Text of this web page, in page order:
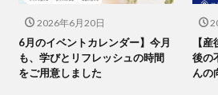
2026年6月20日
6月のイベントカレンダー】今月
も、学びとリフレッシュの時間
をご用意しました
【
後の
んの